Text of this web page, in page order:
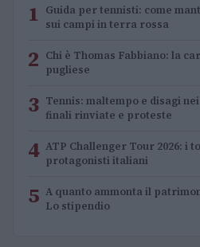
1 Guida per tennisti: come
sui campi in terra rossa
2 Chi è Thomas Fabbiano: la
pugliese
3 Tennis: maltempo e disagi
finali rinviate e proteste
4 ATP Challenger Tour 2026: i
protagonisti italiani
5 A quanto ammonta il
Lo stipendio